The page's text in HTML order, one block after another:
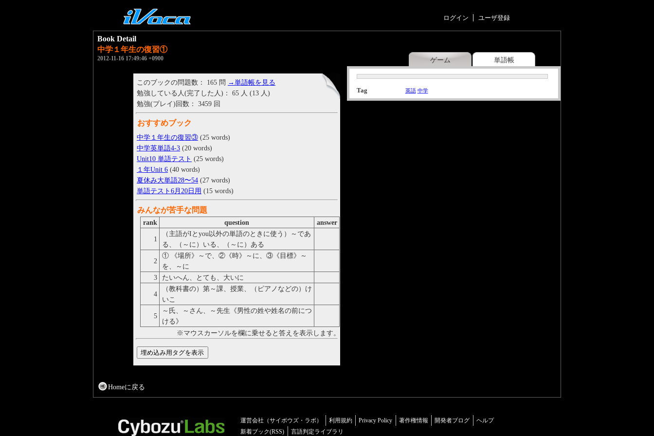
ログイン ユーザ登録
ゲーム 単語帳
Book Detail
中学１年生の復習①
2012-11-16 17:49:46 +0900
Tag 英語 中学
このブックの問題数： 165 問 →単語帳を見る
勉強している人(完了した人)： 65 人 (13 人)
勉強(プレイ)回数： 3459 回
おすすめブック
中学１年生の復習③ (25 words)
中学英単語4-3 (20 words)
Unit10 単語テスト (25 words)
１年Unit 6 (40 words)
夏休み大単語28〜54 (27 words)
単語テスト6月20日用 (15 words)
みんなが苦手な問題
rank question answer
1
（主語がIとyou以外の単語のときに使う）～であ
る、（～に）いる、（～に）ある
2
① 《場所》～で、②《時》～に、③《目標》～
を、～に
3 たいへん、とても、大いに
4
（教科書の）第～課、授業、（ピアノなどの）け
いこ
5
～氏、～さん、～先生《男性の姓や姓名の前につ
ける》
※マウスカーソルを欄に乗せると答えを表示します。
Homeに戻る
運営会社（サイボウズ・ラボ） 利用規約 Privacy Policy 著作権情報 開発者ブログ
ヘルプ
新着ブック(RSS)
言語判定ライブラリ